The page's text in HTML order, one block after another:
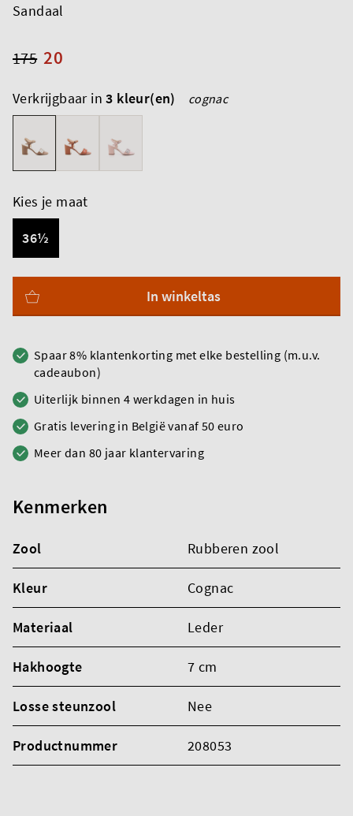
Sandaal
20
175
Verkrijgbaar in3 kleur(en) cognac
Kies je maat
36½
In winkeltas
Spaar 8% klantenkorting met elke bestelling (m.u.v.
cadeaubon)
Uiterlijk binnen 4 werkdagen in huis
Gratis levering in België vanaf 50 euro
Meer dan 80 jaar klantervaring
Kenmerken
Zool Rubberen zool
Kleur Cognac
Materiaal Leder
Hakhoogte 7 cm
Losse steunzool Nee
Productnummer 208053